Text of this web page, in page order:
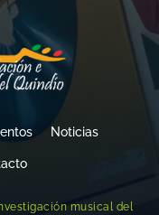
Noticias
musical del